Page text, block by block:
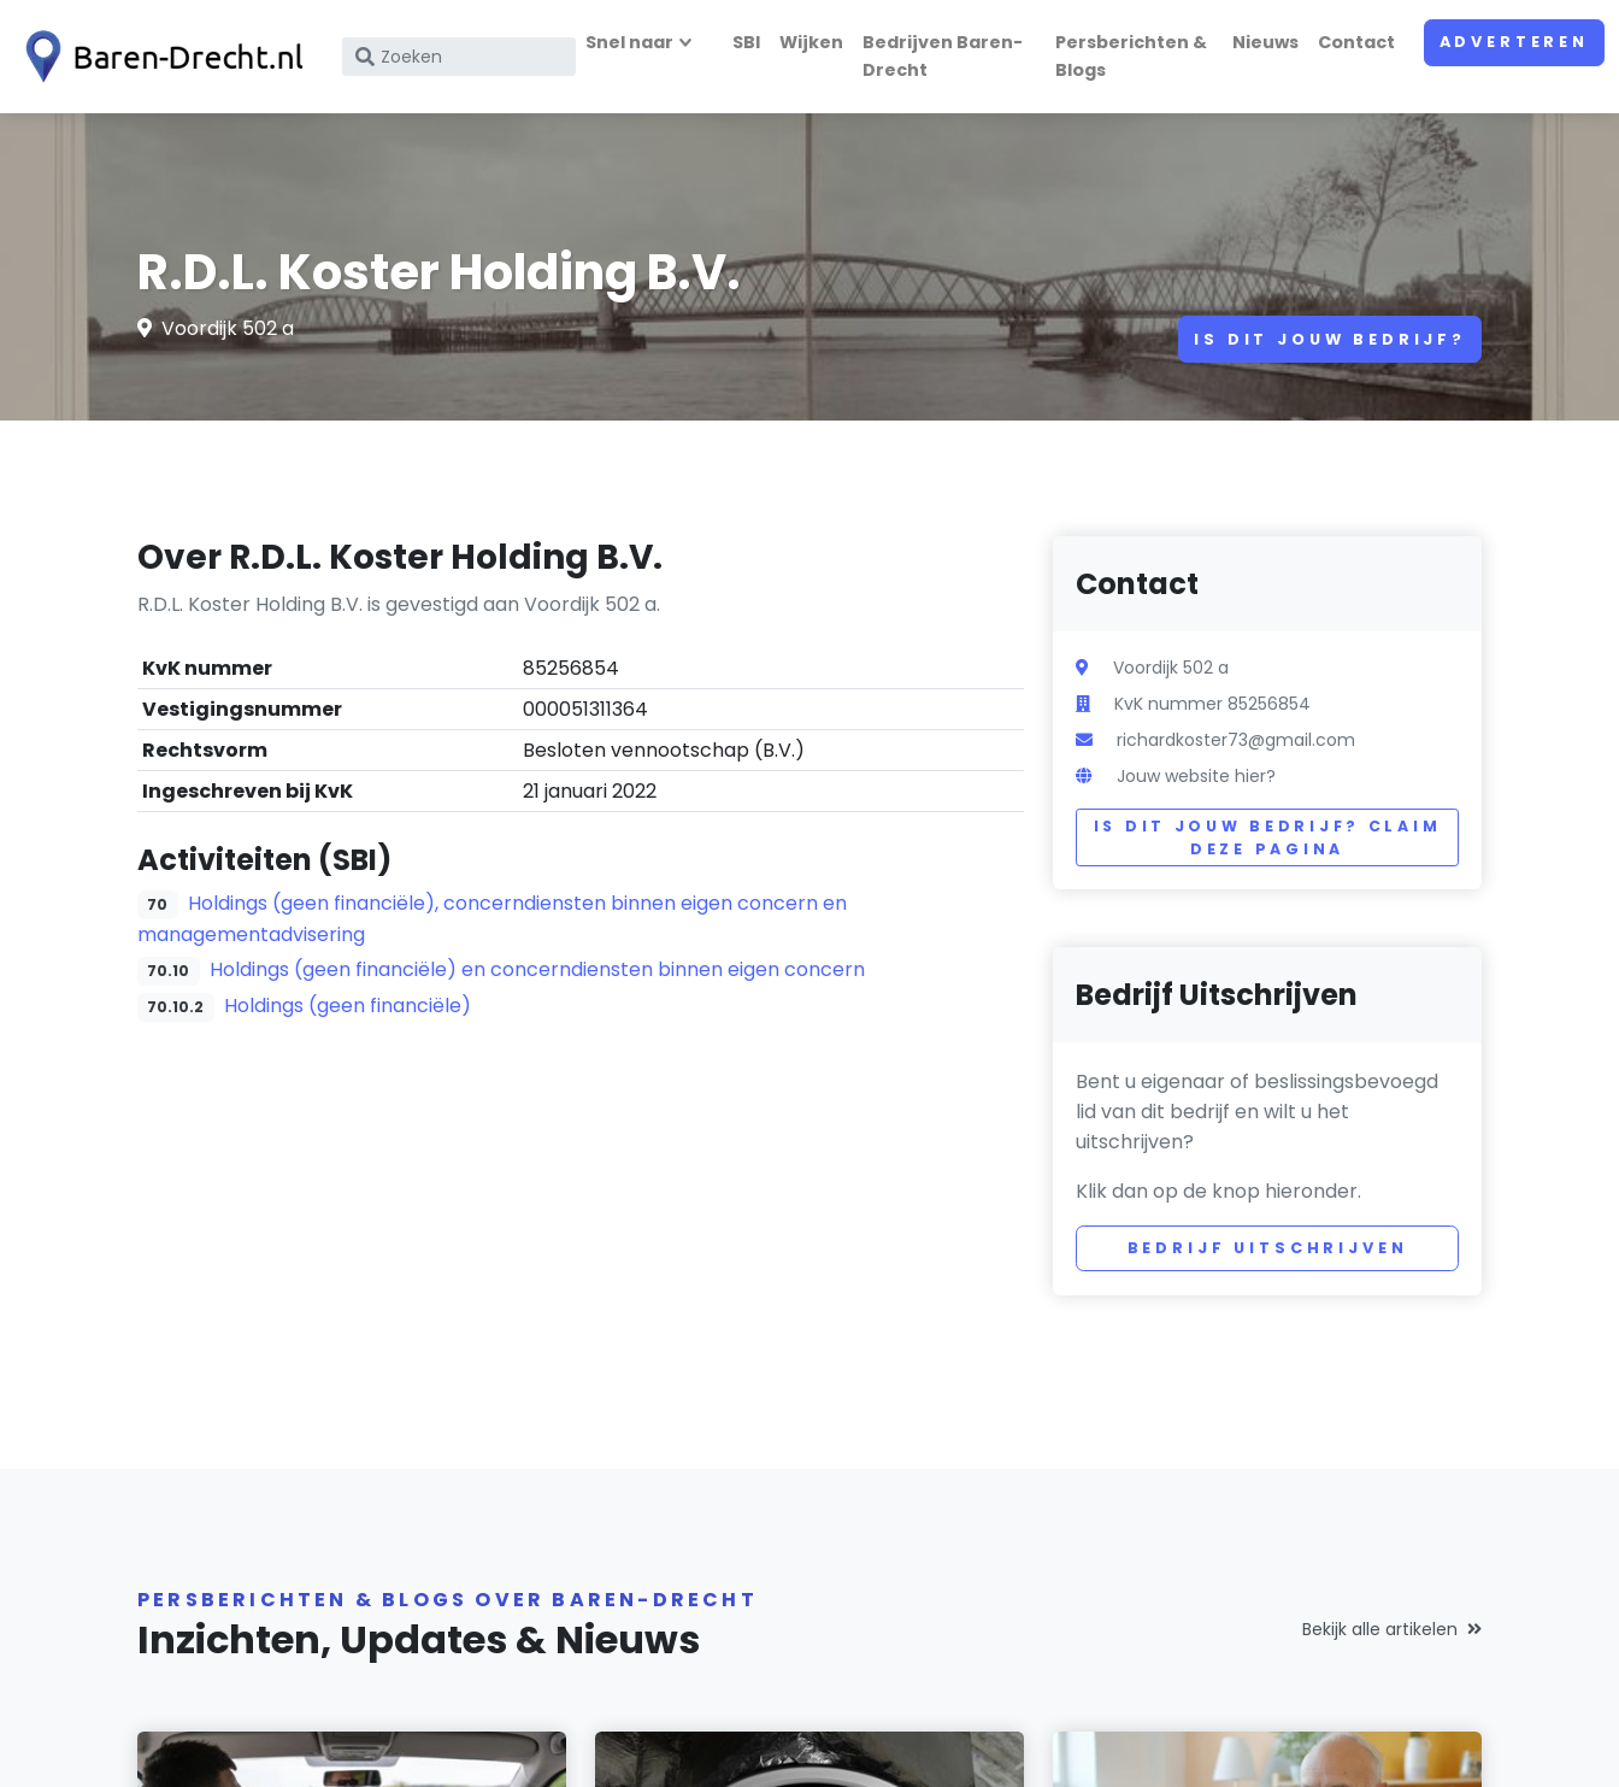
Zoek
bedrijfsnaam
Snel naar SBI Wijken
Bedrijven Baren-
Drecht
Persberichten &
Blogs
Nieuws Contact ADVERTEREN
R.D.L. Koster Holding B.V.
Voordijk 502 a IS DIT JOUW BEDRIJF?
Over R.D.L. Koster Holding B.V.
R.D.L. Koster Holding B.V. is gevestigd aan Voordijk 502 a.
KvK nummer
85256854
Vestigingsnummer
000051311364
Rechtsvorm
Besloten vennootschap (B.V.)
Ingeschreven bij KvK
21 januari 2022
Activiteiten (SBI)
70
Holdings (geen financiële), concerndiensten binnen eigen concern en
managementadvisering
70.10 Holdings (geen financiële) en concerndiensten binnen eigen concern
70.10.2 Holdings (geen financiële)
Contact
Voordijk 502 a
KvK nummer 85256854
richardkoster73@gmail.com
Jouw website hier?
IS DIT JOUW BEDRIJF? CLAIM
DEZE PAGINA
Bedrijf Uitschrijven
Bent u eigenaar of beslissingsbevoegd
lid van dit bedrijf en wilt u het
uitschrijven?
Klik dan op de knop hieronder.
BEDRIJF UITSCHRIJVEN
PERSBERICHTEN & BLOGS OVER BAREN-DRECHT
Inzichten, Updates & Nieuws Bekijk alle artikelen